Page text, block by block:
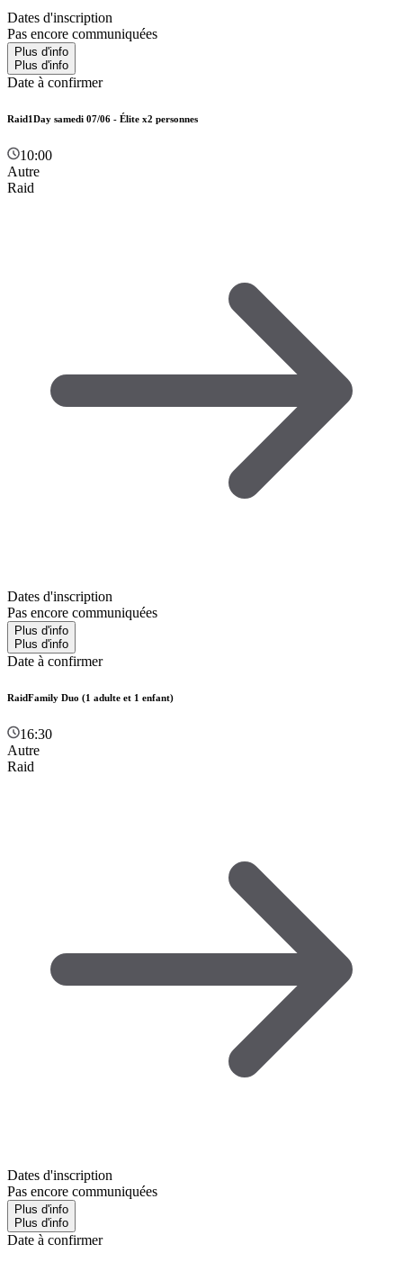
Dates d'inscription
Pas encore communiquées
Plus d'info
Plus d'info
Date à confirmer
Raid1Day samedi 07/06 - Élite x2 personnes
10:00
Autre
Raid
Dates d'inscription
Pas encore communiquées
Plus d'info
Plus d'info
Date à confirmer
RaidFamily Duo (1 adulte et 1 enfant)
16:30
Autre
Raid
Dates d'inscription
Pas encore communiquées
Plus d'info
Plus d'info
Date à confirmer